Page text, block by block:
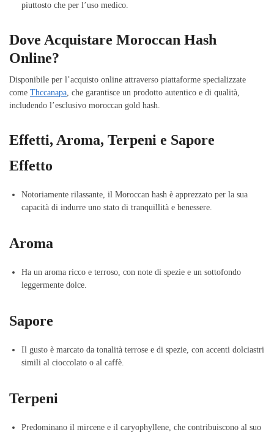
piuttosto che per l’uso medico.
Dove Acquistare Moroccan Hash
Online?
Disponibile per l’acquisto online attraverso piattaforme specializzate
come Thccanapa, che garantisce un prodotto autentico e di qualità,
includendo l’esclusivo moroccan gold hash.
Effetti, Aroma, Terpeni e Sapore
Effetto
Notoriamente rilassante, il Moroccan hash è apprezzato per la sua
capacità di indurre uno stato di tranquillità e benessere.
Aroma
Ha un aroma ricco e terroso, con note di spezie e un sottofondo
leggermente dolce.
Sapore
Il gusto è marcato da tonalità terrose e di spezie, con accenti dolciastri
simili al cioccolato o al caffè.
Terpeni
Predominano il mircene e il caryophyllene, che contribuiscono al suo